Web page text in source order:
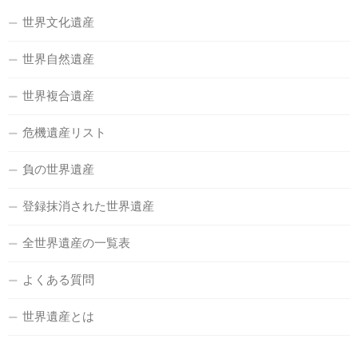
世界文化遺産
世界自然遺産
世界複合遺産
危機遺産リスト
負の世界遺産
登録抹消された世界遺産
全世界遺産の一覧表
よくある質問
世界遺産とは